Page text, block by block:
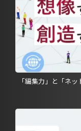
「編集力」と「ネ